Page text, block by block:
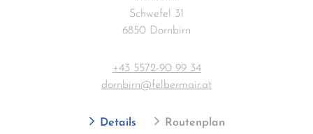
Schwefel 31
6850 Dornbirn
+43 5572-90 99 34
dornbirn@felbermair.at
Details Routenplan